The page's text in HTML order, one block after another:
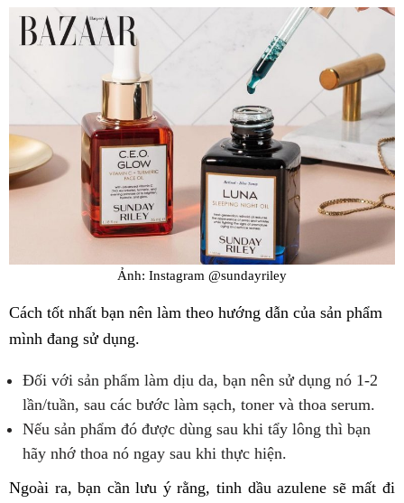
Ảnh: Instagram @sundayriley
Cách tốt nhất bạn nên làm theo hướng dẫn của sản phẩm
mình đang sử dụng.
Đối với sản phẩm làm dịu da, bạn nên sử dụng nó 1-2
lần/tuần, sau các bước làm sạch, toner và thoa serum.
Nếu sản phẩm đó được dùng sau khi tẩy lông thì bạn
hãy nhớ thoa nó ngay sau khi thực hiện.
Ngoài ra, bạn cần lưu ý rằng, tinh dầu azulene sẽ mất đi